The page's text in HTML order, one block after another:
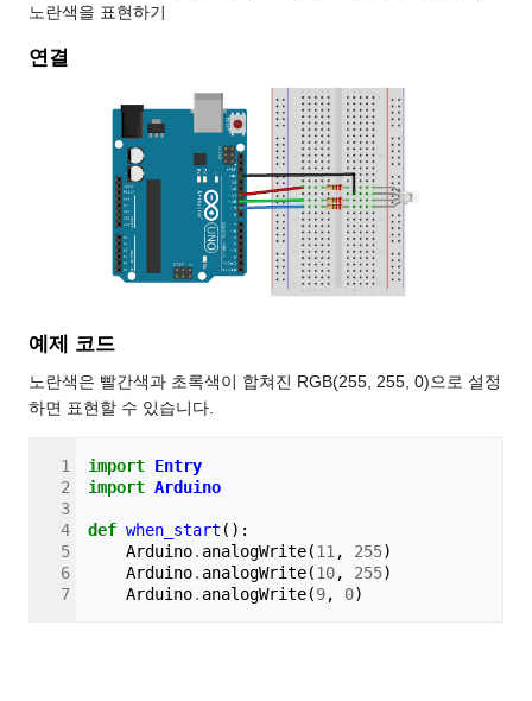
노란색을 표현하기
연결
예제 코드
노란색은 빨간색과 초록색이 합쳐진 RGB(255, 255, 0)으로 설정
하면 표현할 수 있습니다.
import Entry
import Arduino
def when_start ():
Arduino. analogWrite(11 , 255)
Arduino. analogWrite(10, 255)
Arduino. analogWrite(9, 0)